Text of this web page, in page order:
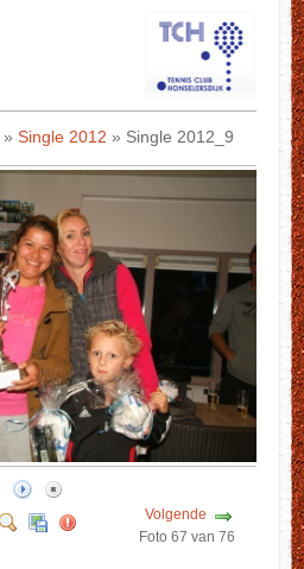
» Single 2012 » Single 2012_9
Volgende
Foto 67 van 76